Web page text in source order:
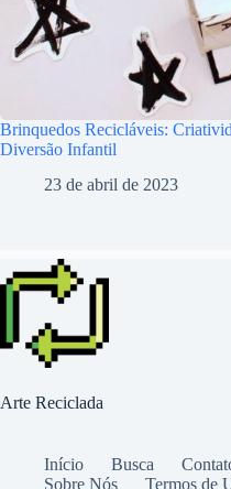
Brinquedos Recicláveis:
Diversão Infantil
23 de abril de 2023
Arte Reciclada
Início Busca
Sobre Nós
Termos de